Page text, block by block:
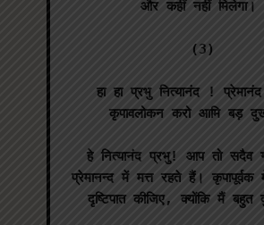
और कहीं नहीं मिलेगा।
(3)
हा हा प्रभु नित्यानंद !
कृपावलोकन करो आमि बड़
प्रेमानन्द में मत्त रहते हैं।
दृष्टिपात कीजिए, क्योंकि मैं बहुत